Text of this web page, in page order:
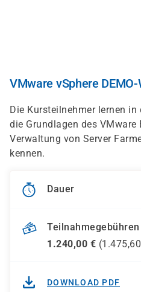
VMware vSphere
Die Kursteilnehmer lernen in
die Grundlagen des VMware
Verwaltung von Server
kennen.
Dauer
Teilnahmegebühren
1.240,00 € (1.475,60
DOWNLOAD PDF